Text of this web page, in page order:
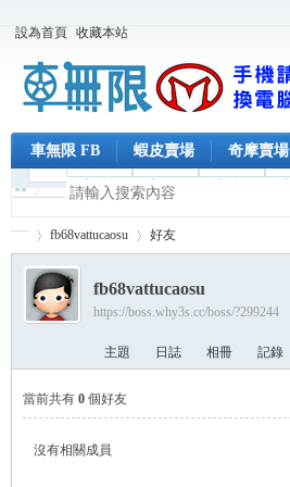
設為首頁 收藏本站
車無限 FB 蝦皮賣場 奇摩賣場
›
fb68vattucaosu 好友
fb68vattucaosu
https://boss.why3s.cc/boss/?299244
主題 日誌 相冊 記錄
當前共有 0 個好友
沒有相關成員